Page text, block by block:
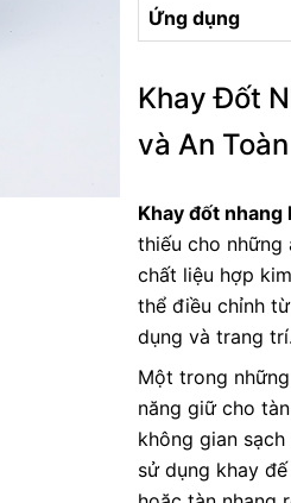
Ứng dụng
Khay Đốt
và An
Khay đốt nhang
thiếu cho những
chất liệu hợp
thể điều chỉnh
dụng và trang trí.
Một trong
năng giữ cho
không gian
sử dụng khay